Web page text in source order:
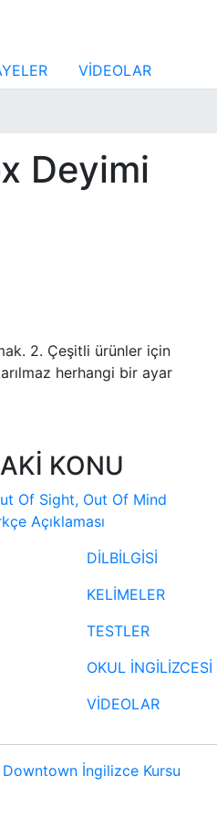
VİDEOLAR
Deyimi
2. Çeşitli ürünler için
herhangi bir ayar
KONU
Of Sight, Out Of Mind
Açıklaması
DİLBİLGİSİ
KELİMELER
TESTLER
OKUL İNGİLİZCESİ
VİDEOLAR
Downtown İngilizce Kursu